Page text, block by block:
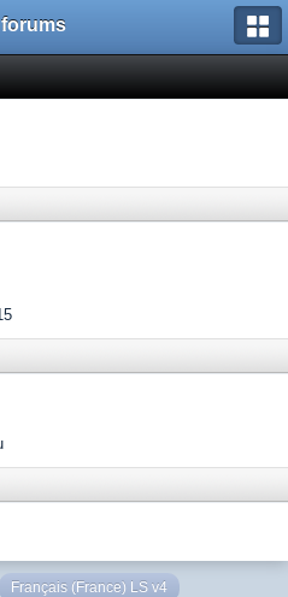
forums
Français (France) LS v4